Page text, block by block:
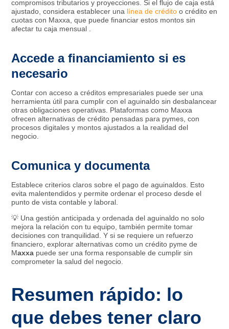
compromisos tributarios y proyecciones. Si el flujo de caja está
ajustado, considera establecer una línea de crédito o crédito en
cuotas con Maxxa, que puede financiar estos montos sin
afectar tu caja mensual .
Accede a financiamiento si es
necesario
Contar con acceso a créditos empresariales puede ser una
herramienta útil para cumplir con el aguinaldo sin desbalancear
otras obligaciones operativas. Plataformas como Maxxa
ofrecen alternativas de crédito pensadas para pymes, con
procesos digitales y montos ajustados a la realidad del
negocio.
Comunica y documenta
Establece criterios claros sobre el pago de aguinaldos. Esto
evita malentendidos y permite ordenar el proceso desde el
punto de vista contable y laboral.
💡 Una gestión anticipada y ordenada del aguinaldo no solo
mejora la relación con tu equipo, también permite tomar
decisiones con tranquilidad. Y si se requiere un refuerzo
financiero, explorar alternativas como un crédito pyme de
Maxxa puede ser una forma responsable de cumplir sin
comprometer la salud del negocio.
Resumen rápido: lo
que debes tener claro